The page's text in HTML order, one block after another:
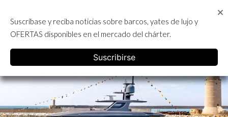
content
ALQUILER DE YATES EN IBIZA
Suscríbase y reciba noticias sobre barcos, yates de lujo y
OFERTAS disponibles en el mercado del chárter.
Suscribirse